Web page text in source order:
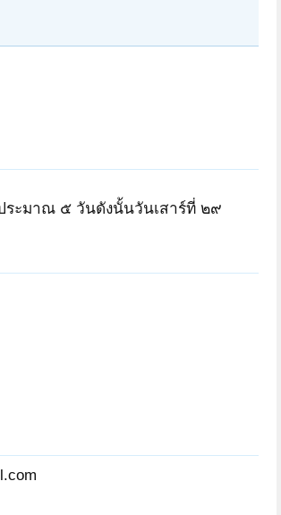
ระมาณ ๕ วันดังนั้นวันเสาร์ที่ ๒๙